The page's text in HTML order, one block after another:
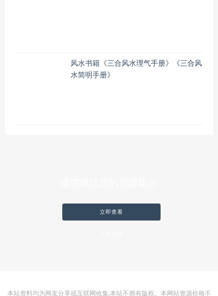
风水书籍《三合风水理气手册》《三合风
水简明手册》
立即查看
本站资料均为网友分享或互联网收集,本站不拥有版权。本网站资源价格不